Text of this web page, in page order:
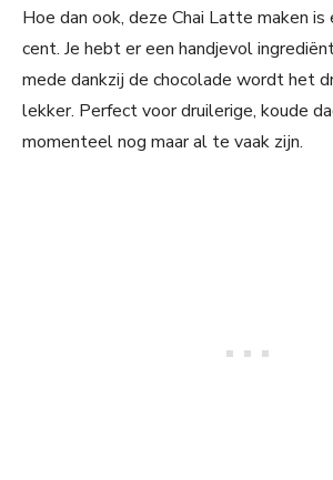
Hoe dan ook, deze Chai Latte maken
cent. Je hebt er een handjevol
mede dankzij de chocolade wordt het
lekker. Perfect voor druilerige, koude
momenteel nog maar al te vaak zijn.